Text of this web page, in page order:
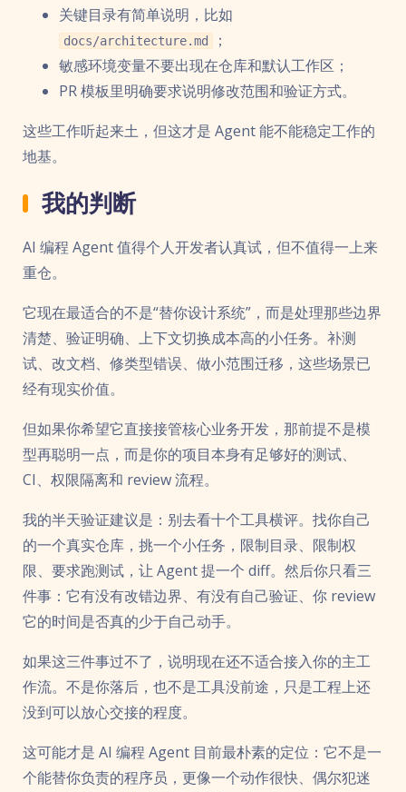
关键目录有简单说明，比如
docs/architecture.md
；
敏感环境变量不要出现在仓库和默认工作区；
PR 模板里明确要求说明修改范围和验证方式。
这些工作听起来土，但这才是 Agent 能不能稳定工作的
地基。
我的判断
AI 编程 Agent 值得个人开发者认真试，但不值得一上来
重仓。
它现在最适合的不是“替你设计系统”，而是处理那些边界
清楚、验证明确、上下文切换成本高的小任务。补测
试、改文档、修类型错误、做小范围迁移，这些场景已
经有现实价值。
但如果你希望它直接接管核心业务开发，那前提不是模
型再聪明一点，而是你的项目本身有足够好的测试、
CI、权限隔离和 review 流程。
我的半天验证建议是：别去看十个工具横评。找你自己
的一个真实仓库，挑一个小任务，限制目录、限制权
限、要求跑测试，让 Agent 提一个 diff。然后你只看三
件事：它有没有改错边界、有没有自己验证、你 review
它的时间是否真的少于自己动手。
如果这三件事过不了，说明现在还不适合接入你的主工
作流。不是你落后，也不是工具没前途，只是工程上还
没到可以放心交接的程度。
这可能才是 AI 编程 Agent 目前最朴素的定位：它不是一
个能替你负责的程序员，更像一个动作很快、偶尔犯迷